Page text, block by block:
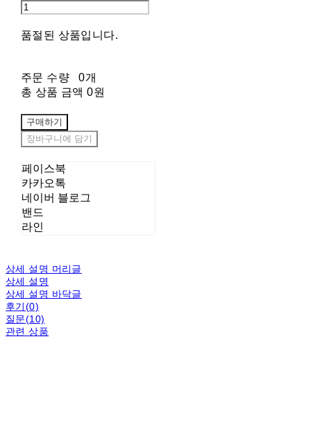
품절된 상품입니다.
주문 수량
0개
총 상품 금액 0원
구매하기
장바구니에 담기
페이스북
카카오톡
네이버 블로그
밴드
라인
상세 설명 머리글
상세 설명
상세 설명 바닥글
후기(0)
질문(10)
관련 상품